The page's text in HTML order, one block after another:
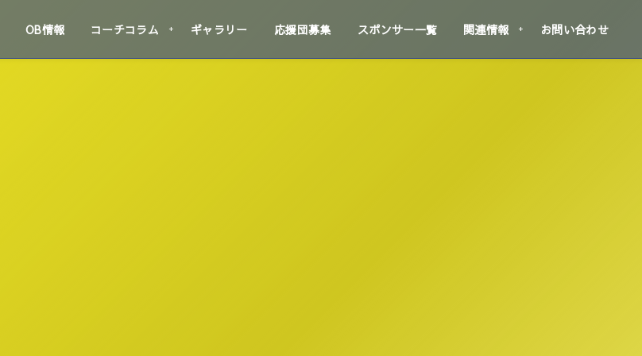
OB情報 コーチコラム ギャラリー 応援団募集 スポンサー一覧 関連情報 お問い合わせ